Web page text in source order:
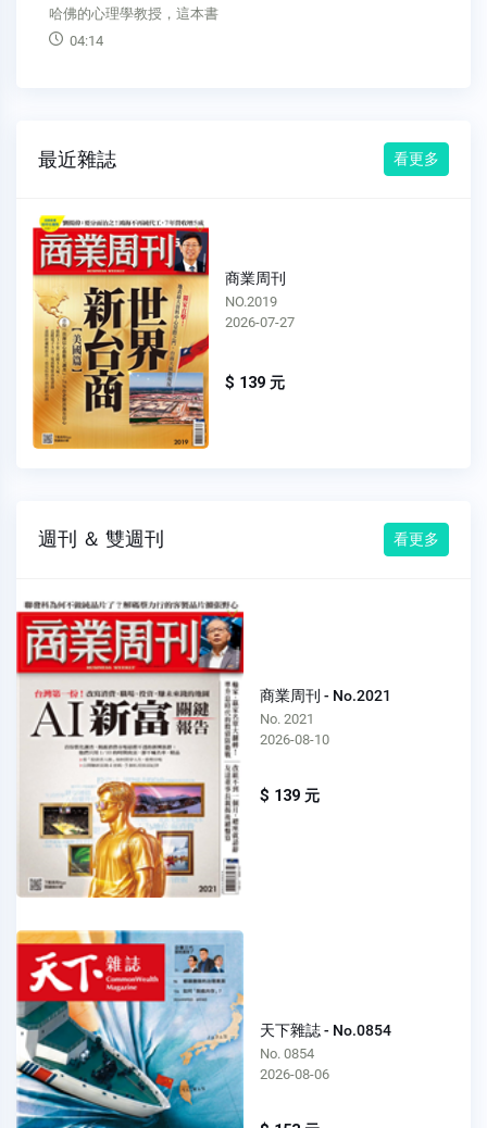
哈佛的心理學教授，這本書
04:14
最近雜誌 看更多
商業周刊
NO.2018
2026-07-20
$ 139 元
週刊 ＆ 雙週刊 看更多
商業周刊 - No.2021
No. 2021
2026-08-10
$ 139 元
天下雜誌 - No.0854
No. 0854
2026-08-06